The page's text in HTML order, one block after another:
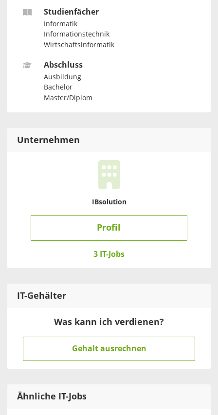
Studienfächer
Informatik
Informationstechnik
Wirtschaftsinformatik
Abschluss
Ausbildung
Bachelor
Master/Diplom
Unternehmen
IBsolution
Profil
3 IT-Jobs
IT-Gehälter
Was kann ich verdienen?
Gehalt ausrechnen
Ähnliche IT-Jobs